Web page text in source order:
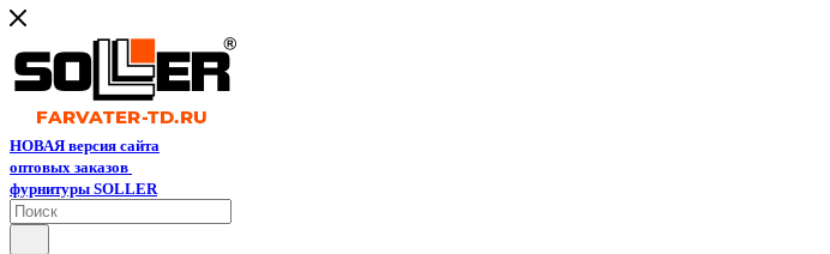
НОВАЯ версия сайта
оптовых заказов
фурнитуры SOLLER